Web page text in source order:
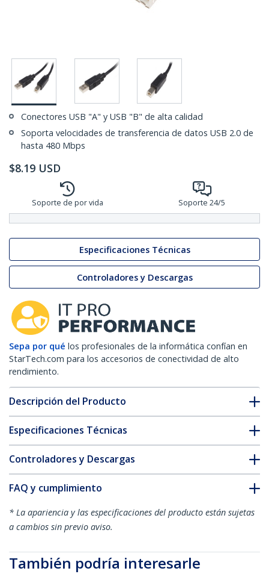
Conectores USB "A" y USB "B" de alta calidad
Soporta velocidades de transferencia de datos USB 2.0 de
hasta 480 Mbps
$8.19 USD
Soporte de por vida Soporte 24/5
Especificaciones Técnicas
Controladores y Descargas
Sepa por qué los profesionales de la informática confían en
StarTech.com para los accesorios de conectividad de alto
rendimiento.
Descripción del Producto
Especificaciones Técnicas
Controladores y Descargas
FAQ y cumplimiento
* La apariencia y las especificaciones del producto están sujetas
a cambios sin previo aviso.
También podría interesarle